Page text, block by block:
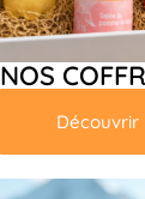
NOS
Découvrir